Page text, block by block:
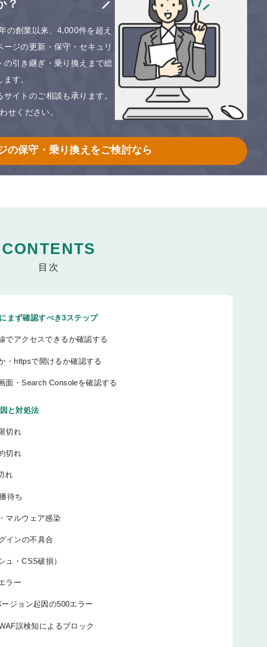
？
の創業以来、4,000件を超え
ジの更新・保守・セキュリ
引き継ぎ・乗り換えまで総
す。
イトのご相談も承ります。
せください。
の保守・乗り換えをご検討なら
CONTENTS
まず確認すべき3ステップ
でアクセスできるか確認する
・httpsで開けるか確認する
面・Search Consoleを確認する
と対処法
切れ
切れ
れ
待ち
マルウェア感染
インの不具合
ュ・CSS破損）
ラー
ジョン起因の500エラー
誤検知によるブロック